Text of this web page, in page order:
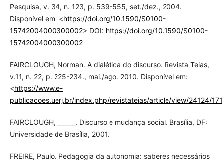
Pesquisa, v. 34, n. 123, p. 539-555, set./dez., 2004.
Disponível em: <https://doi.org/10.1590/S0100-
15742004000300002> DOI: https://doi.org/10.1590/S0100-
15742004000300002
FAIRCLOUGH, Norman. A dialética do discurso. Revista Teias,
v.11, n. 22, p. 225-234., mai./ago. 2010. Disponível em:
<https://www.e-
publicacoes.uerj.br/index.php/revistateias/article/view/24124/
FAIRCLOUGH, ______. Discurso e mudança social. Brasília, DF:
Universidade de Brasília, 2001.
FREIRE, Paulo. Pedagogia da autonomia: saberes necessários